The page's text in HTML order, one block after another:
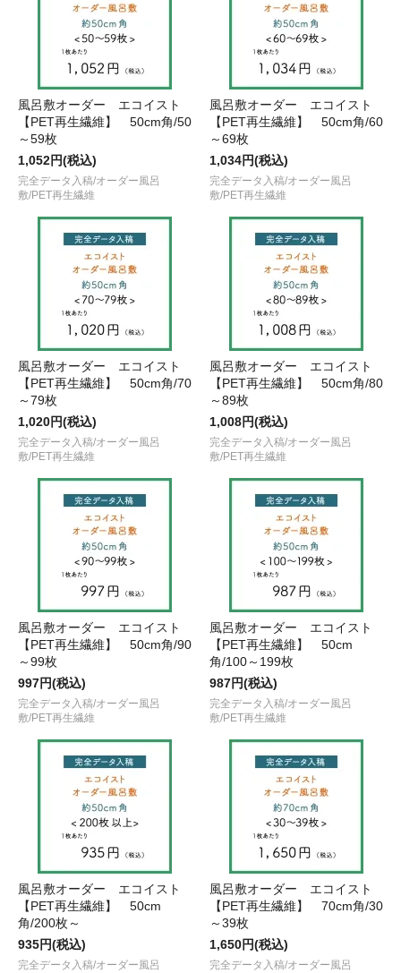
風呂敷オーダー エコイスト
【PET再生繊維】 50cm角/50
～59枚
1,052円(税込)
完全データ入稿/オーダー風呂
敷/PET再生繊維
風呂敷オーダー エコイスト
【PET再生繊維】 50cm角/60
～69枚
1,034円(税込)
完全データ入稿/オーダー風呂
敷/PET再生繊維
風呂敷オーダー エコイスト
【PET再生繊維】 50cm角/70
～79枚
1,020円(税込)
完全データ入稿/オーダー風呂
敷/PET再生繊維
風呂敷オーダー エコイスト
【PET再生繊維】 50cm角/80
～89枚
1,008円(税込)
完全データ入稿/オーダー風呂
敷/PET再生繊維
風呂敷オーダー エコイスト
【PET再生繊維】 50cm角/90
～99枚
997円(税込)
完全データ入稿/オーダー風呂
敷/PET再生繊維
風呂敷オーダー エコイスト
【PET再生繊維】 50cm
角/100～199枚
987円(税込)
完全データ入稿/オーダー風呂
敷/PET再生繊維
風呂敷オーダー エコイスト
【PET再生繊維】 50cm
角/200枚～
935円(税込)
完全データ入稿/オーダー風呂
風呂敷オーダー エコイスト
【PET再生繊維】 70cm角/30
～39枚
1,650円(税込)
完全データ入稿/オーダー風呂